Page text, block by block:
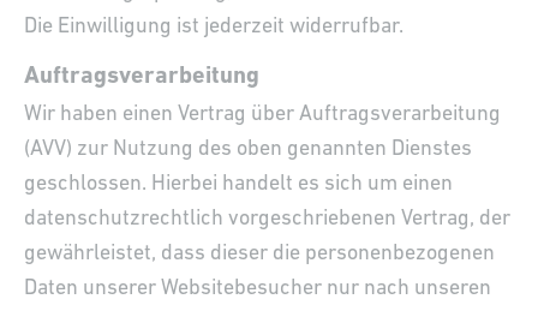
Die Einwilligung ist jederzeit widerrufbar.
Auftragsverarbeitung
Wir haben einen Vertrag über Auftragsverarbeitung
(AVV) zur Nutzung des oben genannten Dienstes
geschlossen. Hierbei handelt es sich um einen
datenschutzrechtlich vorgeschriebenen Vertrag, der
gewährleistet, dass dieser die personenbezogenen
Daten unserer Websitebesucher nur nach unseren